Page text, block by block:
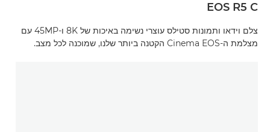
EOS R5 C
צלם וידאו ותמונות סטילס עוצרי נשימה באיכות של 8K ו-45MP עם
מצלמת ה-Cinema EOS הקטנה ביותר שלנו, שמוכנה לכל מצב.